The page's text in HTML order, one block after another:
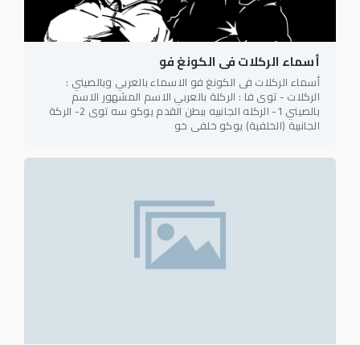
أسماء الركلات فى الكونغ فو
أسماء الركلات فى الكونغ فو الاسماء بالعربي وبالصيني :
الركلات - توى فا : الركلة بالعربي الاسم المشهور الاسم
بالصيني 1- الركله الجانبيه ببطن القدم يوكو سه توى 2- الركة
الجانبية (الخلفية) يوكو خلفي خو